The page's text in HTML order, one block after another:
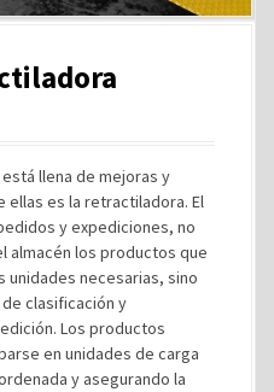
está llena de mejoras y
ellas es la retractiladora. El
y expediciones, no
almacén los productos que
unidades necesarias, sino
clasificación y
Los productos
en unidades de carga
y asegurando la